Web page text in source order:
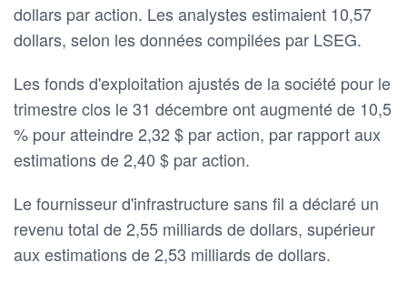
dollars par action. Les analystes estimaient 10,57
dollars, selon les données compilées par LSEG.
Les fonds d'exploitation ajustés de la société pour le
trimestre clos le 31 décembre ont augmenté de 10,5
% pour atteindre 2,32 $ par action, par rapport aux
estimations de 2,40 $ par action.
Le fournisseur d'infrastructure sans fil a déclaré un
revenu total de 2,55 milliards de dollars, supérieur
aux estimations de 2,53 milliards de dollars.